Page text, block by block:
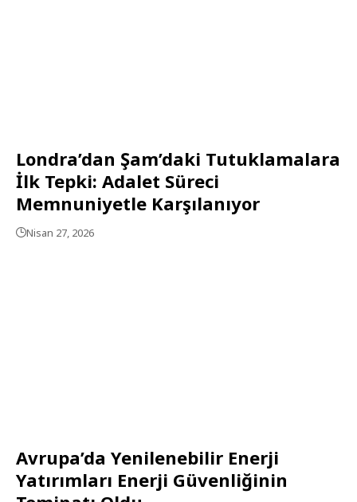
Londra’dan Şam’daki Tutuklamalara
İlk Tepki: Adalet Süreci
Memnuniyetle Karşılanıyor
Nisan 27, 2026
Avrupa’da Yenilenebilir Enerji
Yatırımları Enerji Güvenliğinin